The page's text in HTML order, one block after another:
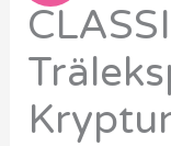
EDU
Träleksplatser
XXL
Kryptunnel